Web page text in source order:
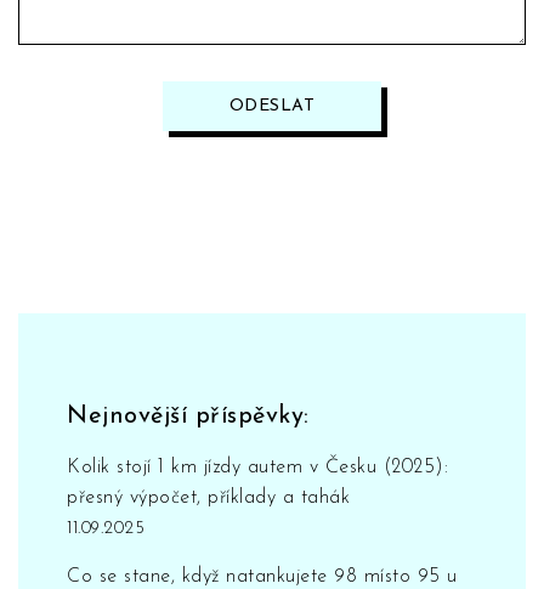
ODESLAT
Nejnovější příspěvky:
Kolik stojí 1 km jízdy autem v Česku (2025):
přesný výpočet, příklady a tahák
11.09.2025
Co se stane, když natankujete 98 místo 95 u